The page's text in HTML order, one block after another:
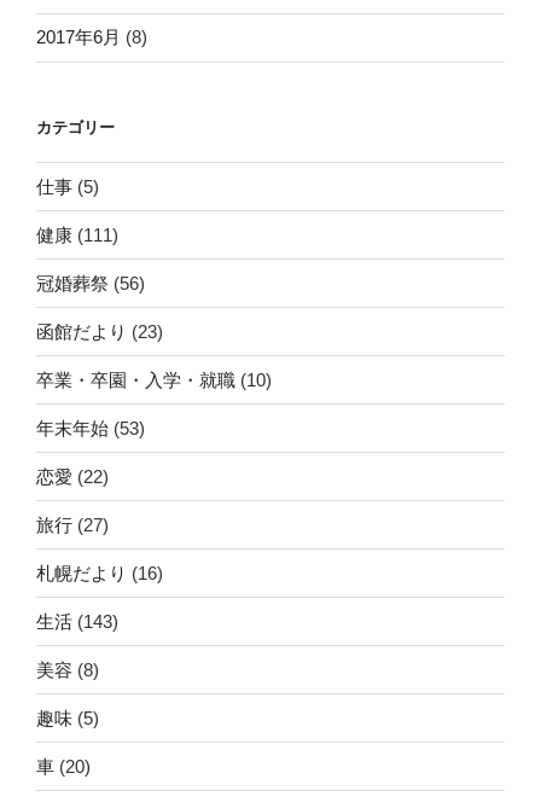
2017年6月 (8)
カテゴリー
仕事 (5)
健康 (111)
冠婚葬祭 (56)
函館だより (23)
卒業・卒園・入学・就職 (10)
年末年始 (53)
恋愛 (22)
旅行 (27)
札幌だより (16)
生活 (143)
美容 (8)
趣味 (5)
車 (20)